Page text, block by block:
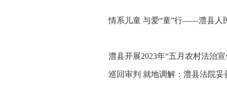
情系儿童 与爱“童”行——澧县人
澧县开展2023年“五月农村法治
巡回审判 就地调解：澧县法院